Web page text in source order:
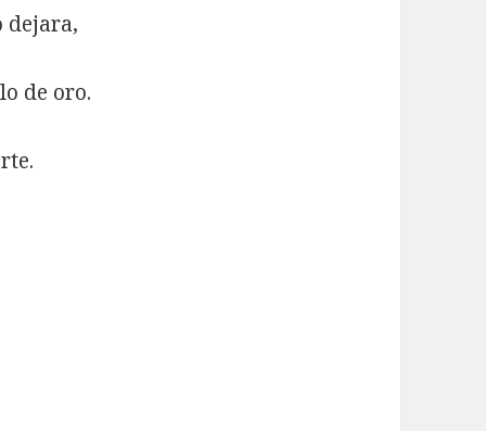
dejara,
de oro.